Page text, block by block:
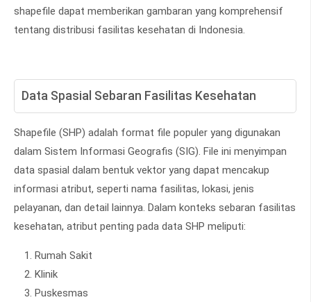
shapefile dapat memberikan gambaran yang komprehensif
tentang distribusi fasilitas kesehatan di Indonesia.
Data Spasial Sebaran Fasilitas Kesehatan
Shapefile (SHP) adalah format file populer yang digunakan
dalam Sistem Informasi Geografis (SIG). File ini menyimpan
data spasial dalam bentuk vektor yang dapat mencakup
informasi atribut, seperti nama fasilitas, lokasi, jenis
pelayanan, dan detail lainnya. Dalam konteks sebaran fasilitas
kesehatan, atribut penting pada data SHP meliputi:
Rumah Sakit
Klinik
Puskesmas